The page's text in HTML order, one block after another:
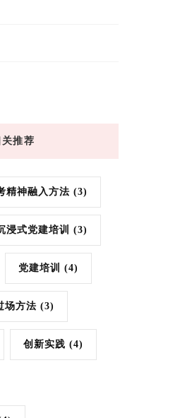
推荐
精神融入方法 (3)
浸式党建培训 (3)
党建培训 (4)
场方法 (3)
创新实践 (4)